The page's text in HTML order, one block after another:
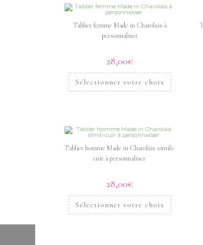
Tablier femme Made in Charolais à
personnaliser
28,00€
Sélectionner votre choix
Tablier homme Made in Charolais simili-
cuir à personnaliser
28,00€
Sélectionner votre choix